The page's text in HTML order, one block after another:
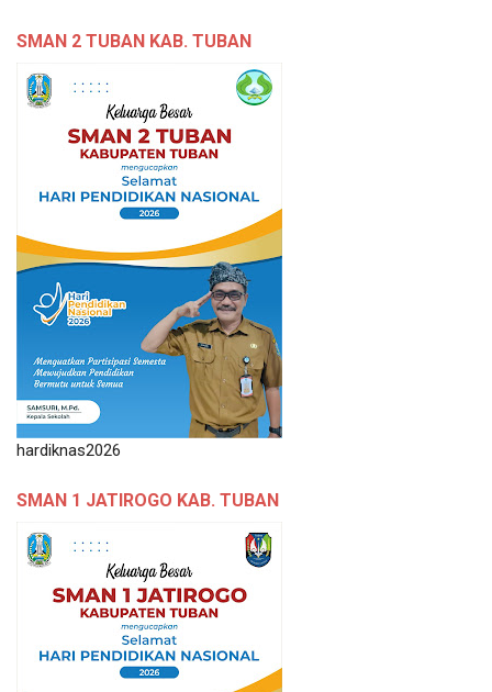
SMAN 2 TUBAN KAB. TUBAN
hardiknas2026
SMAN 1 JATIROGO KAB. TUBAN